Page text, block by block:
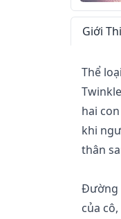
Giới
Thể
hai
khi
thân
Đường
của